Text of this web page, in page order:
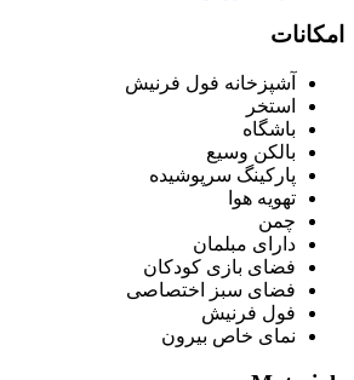
امکانات
آشپزخانه فول فرنیش
استخر
باشگاه
بالکن وسیع
پارکینگ سرپوشیده
تهویه هوا
چمن
دارای مبلمان
فضای بازی کودکان
فضای سبز اختصاصی
فول فرنیش
نمای خاص بیرون